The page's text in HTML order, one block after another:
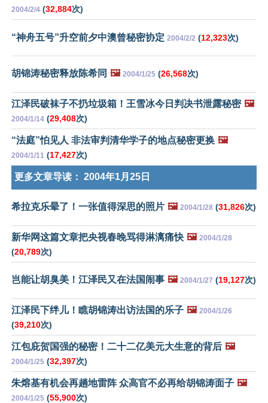
2004/2/4 (32,884次)
“神舟五号”升空前夕中澳曾秘密协定 2004/2/2 (12,323次)
胡锦涛秘密释放陈希同 🖼️ 2004/1/25 (26,568次)
江泽民破袜子不扔垃圾箱！王雪冰今日判决书泄露秘密 🖼️
2004/1/14 (29,408次)
“法庭”怕见人 非法审判清华学子的地点秘密更换 🖼️
2004/1/11 (17,427次)
更多文章导读： 2004年1月25日
希拉克乐晕了！一张值得深思的照片 🖼️ 2004/1/28 (31,826次)
新华网这篇文章把央视春晚骂得淋漓痛快 🖼️ 2004/1/28
(20,789次)
岂能让胡臭美！江泽民又在法国闹事 🖼️ 2004/1/27 (19,127次)
江泽民下绊儿！瞧胡锦涛出访法国的乐子 🖼️ 2004/1/26
(39,210次)
江包庇贺国强的秘密！二十二亿美元大生意的背后 🖼️
2004/1/25 (32,397次)
朱熔基有机会再趟地雷阵 众高官不必再给胡锦涛面子 🖼️
2004/1/25 (55,900次)